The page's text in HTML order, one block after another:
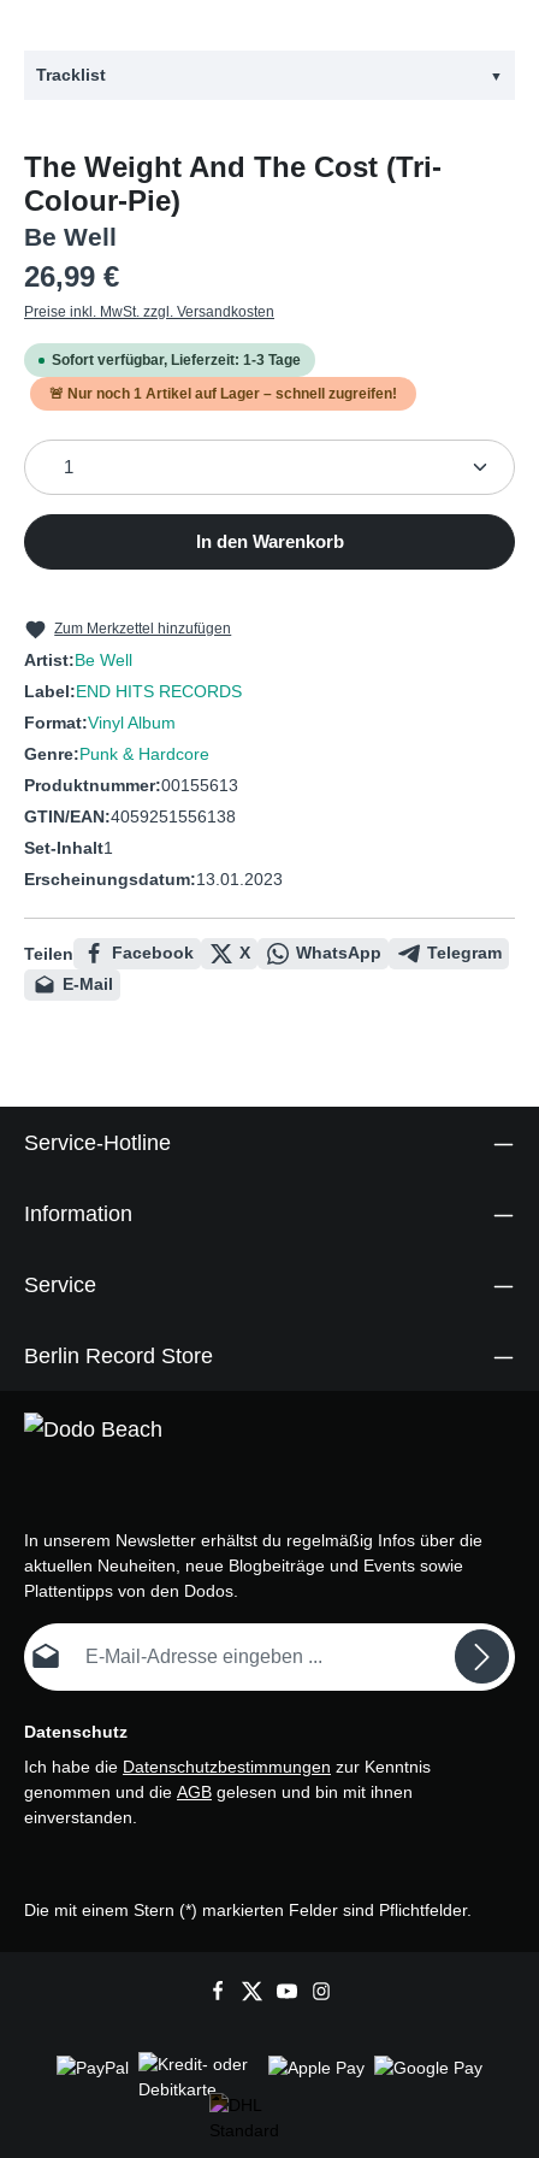
Tracklist ▼
1 Meaningless Measures
2 Magic
3 Strength For Breacth
4 Tiny Little Pieces
6 The Weight And The Costs
The Weight And The Cost (Tri-
Colour-Pie)
Be Well
Regulärer Preis:
26,99 €
Preise inkl. MwSt. zzgl. Versandkosten
Sofort verfügbar, Lieferzeit: 1-3 Tage
🚨 Nur noch 1 Artikel auf Lager – schnell zugreifen!
Produkt Anzahl: Gib den gewünschten Wert ein
In den Warenkorb
Zum Merkzettel hinzufügen
Artist:Be Well
Label:END HITS RECORDS
Format:Vinyl Album
Genre:Punk & Hardcore
Produktnummer:00155613
GTIN/EAN:4059251556138
Set-Inhalt1
Erscheinungsdatum:13.01.2023
Teilen Facebook X WhatsApp
Telegram
E-Mail
Service-Hotline
Information
Service
Berlin Record Store
In unserem Newsletter erhältst du regelmäßig Infos über die
aktuellen Neuheiten, neue Blogbeiträge und Events sowie
Plattentipps von den Dodos.
E-Mail-Adresse*
Datenschutz
Ich habe die Datenschutzbestimmungen zur Kenntnis
genommen und die AGB gelesen und bin mit ihnen
einverstanden.
Die mit einem Stern (*) markierten Felder sind Pflichtfelder.